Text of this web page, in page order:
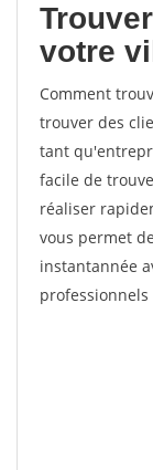
votre
Comment
trouver des
tant
facile de
réaliser
vous permet
instantannée